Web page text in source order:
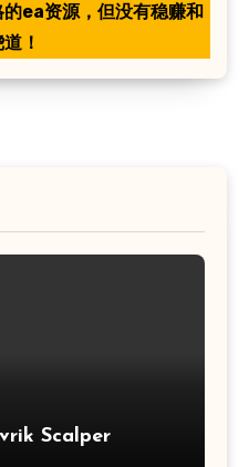
ea资源，但没有稳赚和
！
Scalper